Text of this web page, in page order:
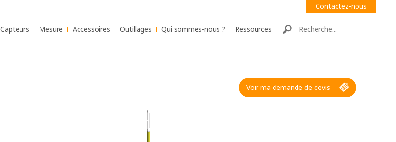
Capteurs Mesure Accessoires Outillages Qui sommes-nous ? Ressources
Contactez-nous
Voir ma demande de devis